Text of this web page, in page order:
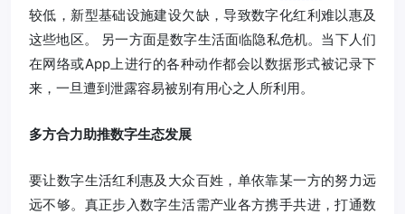
较低，新型基础设施建设欠缺，导致数字化红利难以惠及
这些地区。 另一方面是数字生活面临隐私危机。当下人们
在网络或App上进行的各种动作都会以数据形式被记录下
来，一旦遭到泄露容易被别有用心之人所利用。
多方合力助推数字生态发展
要让数字生活红利惠及大众百姓，单依靠某一方的努力远
远不够。真正步入数字生活需产业各方携手共进，打通数